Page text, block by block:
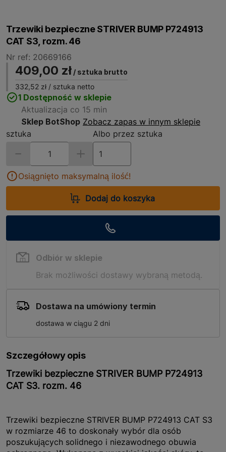
Trzewiki bezpieczne STRIVER BUMP P724913
CAT S3, rozm. 46
Nr ref: 20669166
409,00 zł / sztuka brutto
332,52 zł / sztuka netto
1 Dostępność w sklepie
Aktualizacja co 15 min
Sklep BotShop Zobacz zapas w innym sklepie
sztuka
Albo przez sztuka
Osiągnięto maksymalną ilość!
Dodaj do koszyka
Odbiór w sklepie
Brak możliwości dostawy wybraną metodą.
Dostawa na umówiony termin
dostawa w ciągu 2 dni
Szczegółowy opis
Trzewiki bezpieczne STRIVER BUMP P724913
CAT S3. rozm. 46
Trzewiki bezpieczne STRIVER BUMP P724913 CAT S3
w rozmiarze 46 to doskonały wybór dla osób
poszukujących solidnego i niezawodnego obuwia